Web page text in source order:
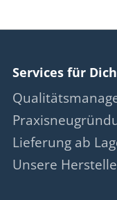
Services für Dich
Lieferung ab
Unsere